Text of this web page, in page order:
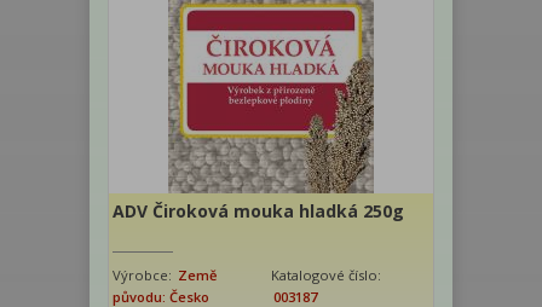
ADV Čiroková mouka hladká 250g
Výrobce: Země
původu: Česko
Katalogové číslo:
003187